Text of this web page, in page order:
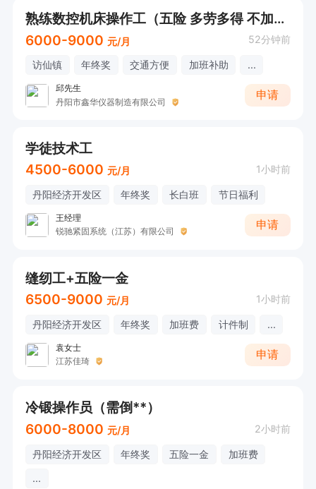
熟练数控机床操作工（五险 多劳多得 不加班）
6000-9000 元/月 52分钟前
访仙镇 年终奖 交通方便 加班补助 ...
邱先生
丹阳市鑫华仪器制造有限公司
申请
学徒技术工
4500-6000 元/月 1小时前
丹阳经济开发区 年终奖 长白班 节日福利
王经理
锐驰紧固系统（江苏）有限公司
申请
缝纫工+五险一金
6500-9000 元/月 1小时前
丹阳经济开发区 年终奖 加班费 计件制 ...
袁女士
江苏佳琦
申请
冷锻操作员（需倒**）
6000-8000 元/月 2小时前
丹阳经济开发区 年终奖 五险一金
加班费
...